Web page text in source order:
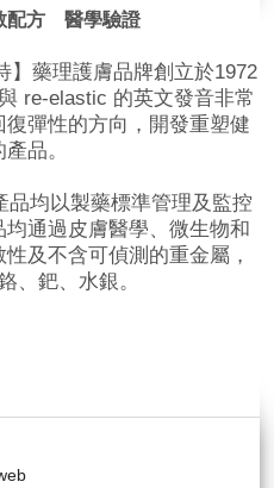
配方 醫學驗證
】藥理護膚品牌創立於1972
re-elastic 的英文發音非常
彈性的方向，開發重塑健
品。
品均以製藥標準管理及監控
通過皮膚醫學、微生物和
及不含可偵測的重金屬，
、鈀、水銀。